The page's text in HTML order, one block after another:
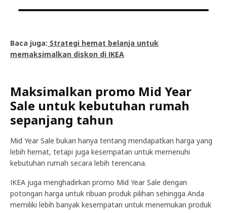
Baca juga: Strategi hemat belanja untuk
memaksimalkan diskon di IKEA
Maksimalkan promo Mid Year
Sale untuk kebutuhan rumah
sepanjang tahun
Mid Year Sale bukan hanya tentang mendapatkan harga yang
lebih hemat, tetapi juga kesempatan untuk memenuhi
kebutuhan rumah secara lebih terencana.
IKEA juga menghadirkan promo Mid Year Sale dengan
potongan harga untuk ribuan produk pilihan sehingga Anda
memiliki lebih banyak kesempatan untuk menemukan produk